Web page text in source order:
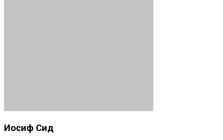
Иосиф Сид